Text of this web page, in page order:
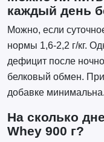
каждый день
Можно, если
нормы 1,6-2,2 г/кг.
дефицит после
белковый обмен. При
добавке минимальна.
На сколько
Whey 900 г?